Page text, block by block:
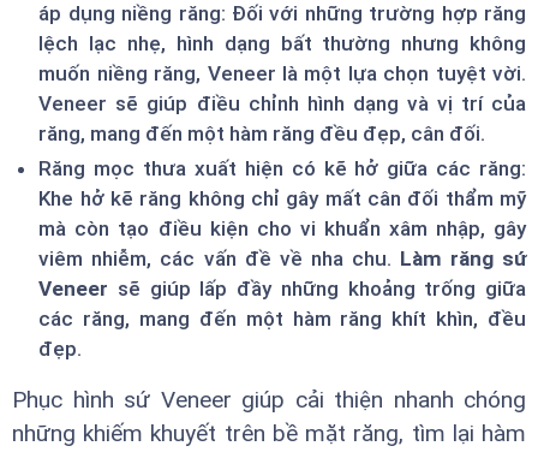
áp dụng niềng răng: Đối với những trường hợp răng
lệch lạc nhẹ, hình dạng bất thường nhưng không
muốn niềng răng, Veneer là một lựa chọn tuyệt vời.
Veneer sẽ giúp điều chỉnh hình dạng và vị trí của
răng, mang đến một hàm răng đều đẹp, cân đối.
Răng mọc thưa xuất hiện có kẽ hở giữa các răng:
Khe hở kẽ răng không chỉ gây mất cân đối thẩm mỹ
mà còn tạo điều kiện cho vi khuẩn xâm nhập, gây
viêm nhiễm, các vấn đề về nha chu. Làm răng sứ
Veneer sẽ giúp lấp đầy những khoảng trống giữa
các răng, mang đến một hàm răng khít khìn, đều
đẹp.
Phục hình sứ Veneer giúp cải thiện nhanh chóng
những khiếm khuyết trên bề mặt răng, tìm lại hàm